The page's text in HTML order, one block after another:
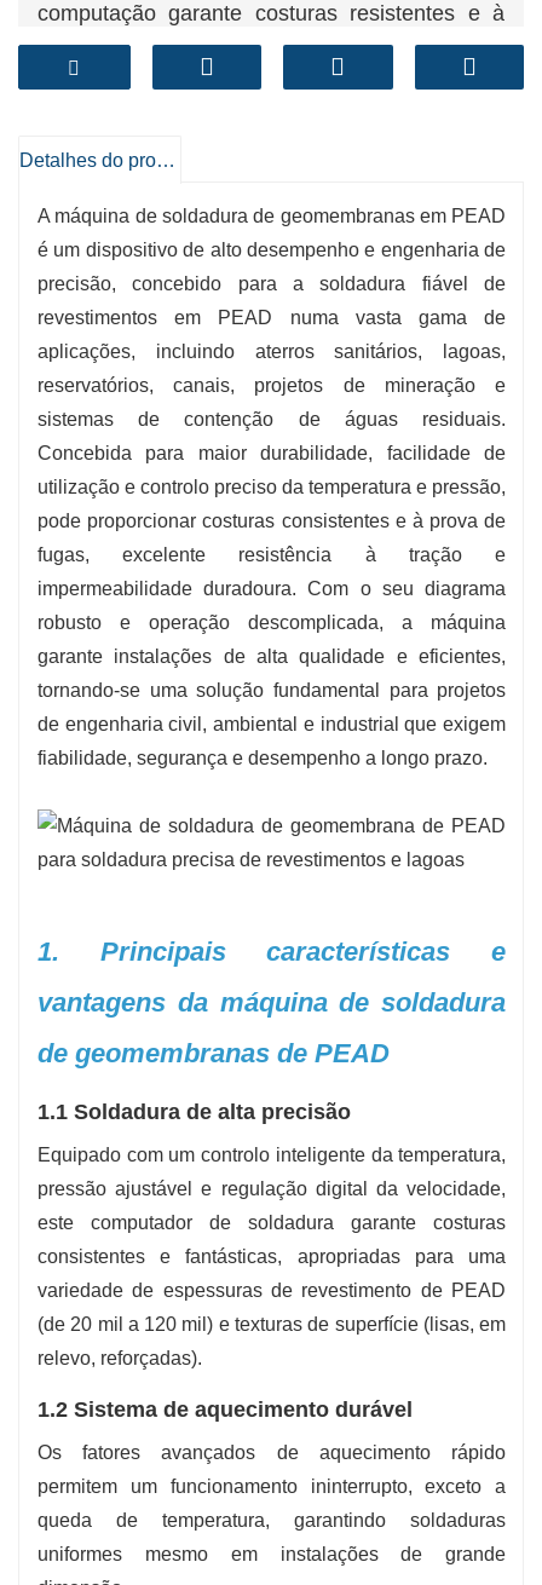
computação garante costuras resistentes e à
prova de fugas, aumentando a fiabilidade e a
vida útil das instalações de geomembrana.
inteligente da temperatura e o stress ajustável
excelentes.
-Operação versátil:Adequado para uma
variedade de espessuras de revestimento de
PEAD, incluindo 20 mil, 40 mil, 60 mil e 80 mil.
-Design amigável:Painel de controlo digital,
ajuste conveniente e configuração ergonómica
para uma utilização disciplinada.
Sistema de aquecimento duradouro:
fatores de aquecimento rápido permitem um
funcionamento ininterrupto, além do tempo de
inatividade.
Garantia de qualidade:
Garante costuras
limpas com uma energia de tração mais fiável e
juntas herméticas.
Este portátil de soldadura é uma resposta
fundamental para engenheiros e empreiteiros
eficientes, fiáveis ​​e duradouras.
Detalhes do produto
A máquina de soldadura de geomembranas em PEAD
é um dispositivo de alto desempenho e engenharia de
precisão, concebido para a soldadura fiável de
revestimentos em PEAD numa vasta gama de
aplicações, incluindo aterros sanitários, lagoas,
reservatórios, canais, projetos de mineração e
sistemas de contenção de águas residuais.
Concebida para maior durabilidade, facilidade de
utilização e controlo preciso da temperatura e pressão,
pode proporcionar costuras consistentes e à prova de
fugas, excelente resistência à tração e
impermeabilidade duradoura. Com o seu diagrama
robusto e operação descomplicada, a máquina
garante instalações de alta qualidade e eficientes,
tornando-se uma solução fundamental para projetos
de engenharia civil, ambiental e industrial que exigem
fiabilidade, segurança e desempenho a longo prazo.
1. Principais características e
vantagens da máquina de soldadura
de geomembranas de PEAD
1.1 Soldadura de alta precisão
Equipado com um controlo inteligente da temperatura,
pressão ajustável e regulação digital da velocidade,
este computador de soldadura garante costuras
consistentes e fantásticas, apropriadas para uma
variedade de espessuras de revestimento de PEAD
(de 20 mil a 120 mil) e texturas de superfície (lisas, em
relevo, reforçadas).
1.2 Sistema de aquecimento durável
Os fatores avançados de aquecimento rápido
permitem um funcionamento ininterrupto, exceto a
queda de temperatura, garantindo soldaduras
uniformes mesmo em instalações de grande